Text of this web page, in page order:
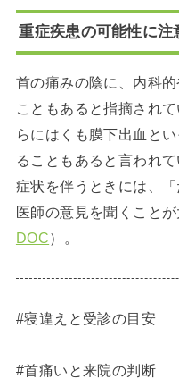
重症疾患の可能性に注
首の痛みの陰に、内科
こともあると指摘され
らにはくも膜下出血と
ることもあると言われ
症状を伴うときには、
医師の意見を聞くこと
DOC）。
#寝違えと受診の目安
#首痛いと来院の判断